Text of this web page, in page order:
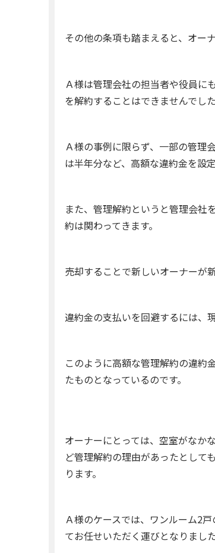
その他の条項も踏まえると、オー
Ａ様は管理会社の担当者や役員に
を解約することはできませんでした
Ａ様の事例に限らず、一部の管理
は半年分など、高額な違約金を設
また、管理解約というと管理会社
約は関わってきます。
売却することで新しいオーナーが
違約金の支払いを回避するには、
このように高額な管理解約の違約
たものとなっているのです。
オーナーにとっては、空室がなか
ど管理解約の理由があったとして
ります。
Ａ様のケースでは、ワンルーム2
てお任せいただく運びとなりました